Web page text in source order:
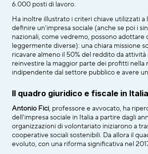
6.000 posti di lavoro.
Ha inoltre illustrato i criteri chiave utilizzati a
definire un'impresa sociale (anche se poi i
nazionali, come vedremo, possono adottare
leggermente diverse): una chiara missione
ricavare almeno il 50% del reddito da
reinvestire la maggior parte dei profitti nella
indipendente dal settore pubblico e avere
Il quadro giuridico e fiscale in Italia
Antonio Fici, professore e avvocato, ha
dell'impresa sociale in Italia a partire dagli
organizzazioni di volontariato iniziarono a
cooperative sociali sostenibili. Da allora il
evoluto, con una riforma significativa nel